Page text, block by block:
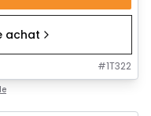
achat
#1T322